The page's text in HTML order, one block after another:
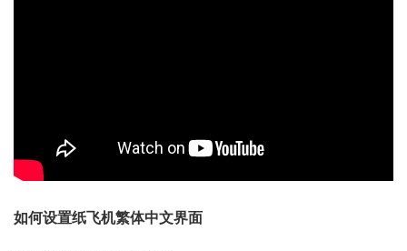
如何设置纸飞机繁体中文界面